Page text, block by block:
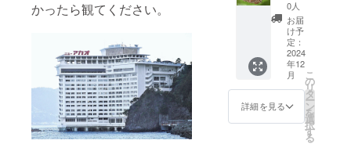
かったら観てください。
ラベル
や注意
書きを
ご確認
くださ
い。」
念。 今
までそ
ういっ
た事象
を集め
てきま
した。
あまり
公には
350g×6
個】 本
格的な
タミル
式のビ
リヤニ
を送ら
せても
らいま
す。 食
材はマ
0人
お届
け予
定：
2024
年12
月
詳細を見る
こ
の
リ
タ
ー
ン
を
選
択
す
る